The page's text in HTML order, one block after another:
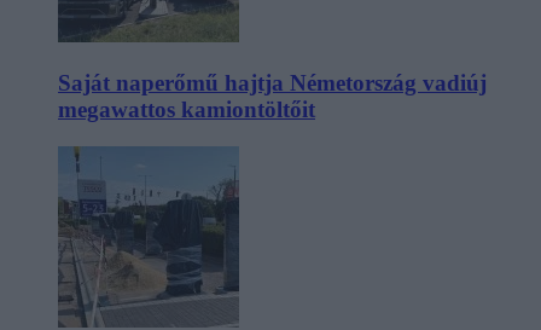
Saját naperőmű hajtja Németország vadiúj
megawattos kamiontöltőit